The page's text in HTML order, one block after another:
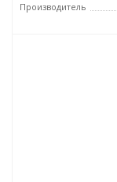
Производитель